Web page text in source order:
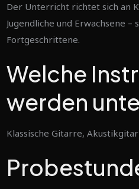
Der Unterricht richtet sich an
Jugendliche und Erwachsene –
Fortgeschrittene.
Welche
werden
Klassische Gitarre,